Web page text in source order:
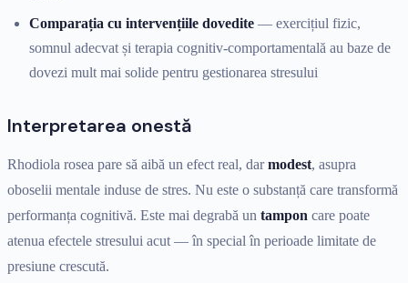
Comparația cu intervențiile dovedite — exercițiul fizic,
somnul adecvat și terapia cognitiv-comportamentală au baze de
dovezi mult mai solide pentru gestionarea stresului
Interpretarea onestă
Rhodiola rosea pare să aibă un efect real, darmodest, asupra
oboselii mentale induse de stres. Nu este o substanță care transformă
performanța cognitivă. Este mai degrabă un tampon care poate
atenua efectele stresului acut — în special în perioade limitate de
presiune crescută.